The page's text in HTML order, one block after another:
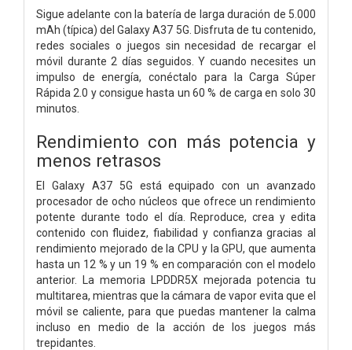
Sigue adelante con la batería de larga duración de 5.000
mAh (típica) del Galaxy A37 5G. Disfruta de tu contenido,
redes sociales o juegos sin necesidad de recargar el
móvil durante 2 días seguidos. Y cuando necesites un
impulso de energía, conéctalo para la Carga Súper
Rápida 2.0 y consigue hasta un 60 % de carga en solo 30
minutos.
Rendimiento con más potencia y
menos retrasos
El Galaxy A37 5G está equipado con un avanzado
procesador de ocho núcleos que ofrece un rendimiento
potente durante todo el día. Reproduce, crea y edita
contenido con fluidez, fiabilidad y confianza gracias al
rendimiento mejorado de la CPU y la GPU, que aumenta
hasta un 12 % y un 19 % en comparación con el modelo
anterior. La memoria LPDDR5X mejorada potencia tu
multitarea, mientras que la cámara de vapor evita que el
móvil se caliente, para que puedas mantener la calma
incluso en medio de la acción de los juegos más
trepidantes.